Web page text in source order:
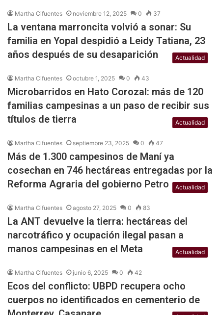
Martha Cifuentes noviembre 12, 2025 0 37
La ventana marroncita volvió a sonar: Su
familia en Yopal despidió a Leidy Tatiana, 23
años después de su desaparición
Actualidad
Martha Cifuentes octubre 1, 2025 0 43
Microbarridos en Hato Corozal: más de 120
familias campesinas a un paso de recibir sus
títulos de tierra
Actualidad
Martha Cifuentes septiembre 23, 2025 0 47
Más de 1.300 campesinos de Maní ya
cosechan en 746 hectáreas entregadas por la
Reforma Agraria del gobierno Petro
Actualidad
Martha Cifuentes agosto 27, 2025 0 83
La ANT devuelve la tierra: hectáreas del
narcotráfico y ocupación ilegal pasan a
manos campesinas en el Meta
Actualidad
Martha Cifuentes junio 6, 2025 0 42
Ecos del conflicto: UBPD recupera ocho
cuerpos no identificados en cementerio de